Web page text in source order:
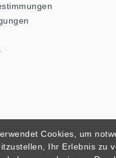
Cookies, um
Ihr Erlebnis zu